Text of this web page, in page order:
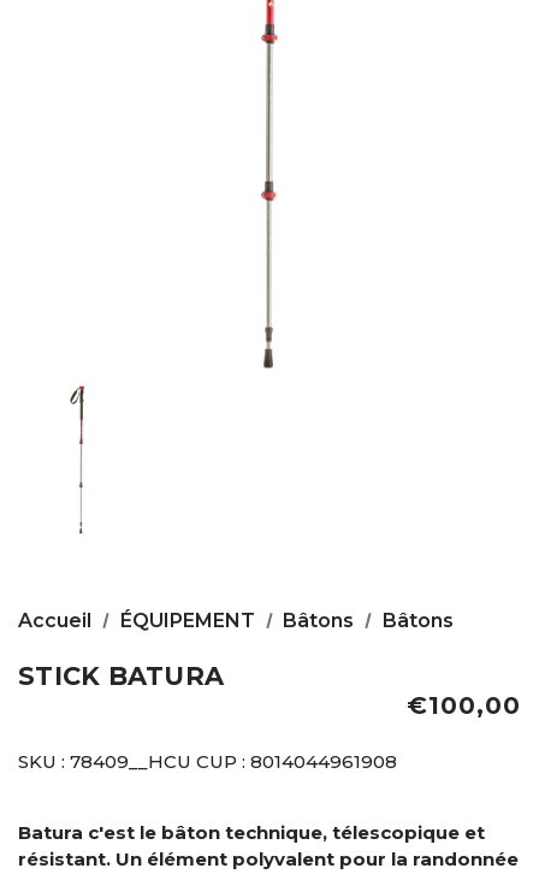
Accueil ÉQUIPEMENT Bâtons Bâtons
STICK BATURA
€100,00
SKU : 78409__HCU CUP : 8014044961908
Batura c'est le bâton technique, télescopique et
résistant. Un élément polyvalent pour la randonnée